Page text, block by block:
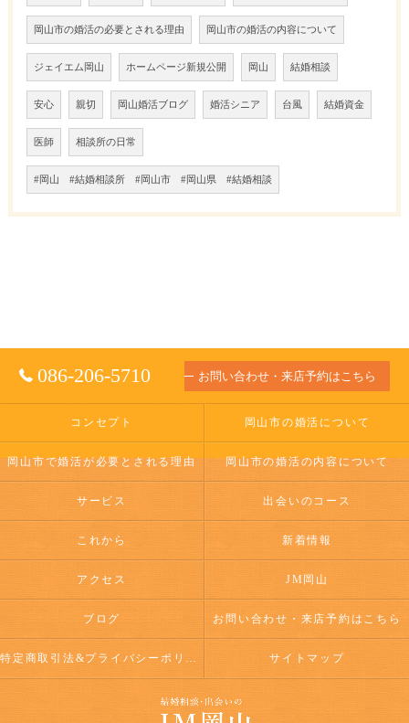
岡山市の婚活の必要とされる理由 岡山市の婚活の内容について
ジェイエム岡山 ホームページ新規公開 岡山 結婚相談
安心 親切 岡山婚活ブログ 婚活シニア 台風 結婚資金
医師 相談所の日常
#岡山 #結婚相談所 #岡山市 #岡山県 #結婚相談
086-206-5710 お問い合わせ・来店予約はこちら
コンセプト 岡山市の婚活について
岡山市で婚活が必要とされる理由 岡山市の婚活の内容について
サービス 出会いのコース
これから 新着情報
アクセス JM岡山
ブログ お問い合わせ・来店予約はこちら
特定商取引法&プライバシーポリシー サイトマップ